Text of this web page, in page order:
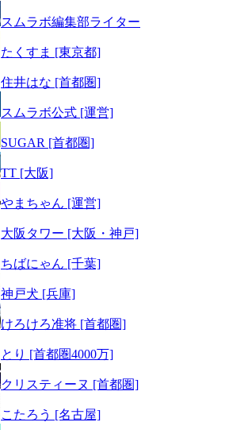
スムラボ編集部ライター
たくすま [東京都]
住井はな [首都圏]
スムラボ公式 [運営]
SUGAR [首都圏]
TT [大阪]
やまちゃん [運営]
大阪タワー [大阪・神戸]
ちばにゃん [千葉]
神戸犬 [兵庫]
けろけろ准将 [首都圏]
とり [首都圏4000万]
クリスティーヌ [首都圏]
こたろう [名古屋]